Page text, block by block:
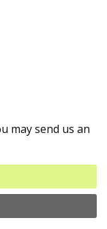
may send us an